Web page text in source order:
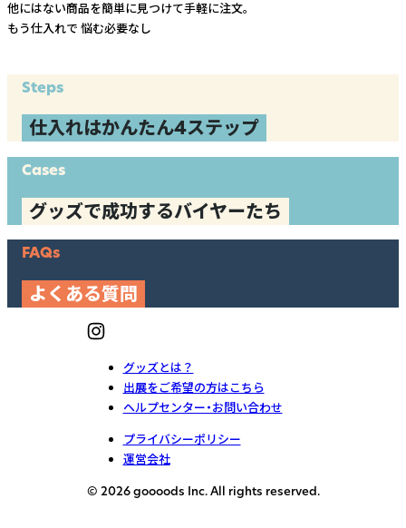
他にはない商品を簡単に見つけて手軽に注文。
もう仕入れで 悩む必要なし
Steps
仕入れはかんたん4ステップ
Cases
グッズで成功するバイヤーたち
FAQs
よくある質問
グッズとは？
出展をご希望の方はこちら
ヘルプセンター・お問い合わせ
プライバシーポリシー
運営会社
© 2026 goooods Inc. All rights reserved.